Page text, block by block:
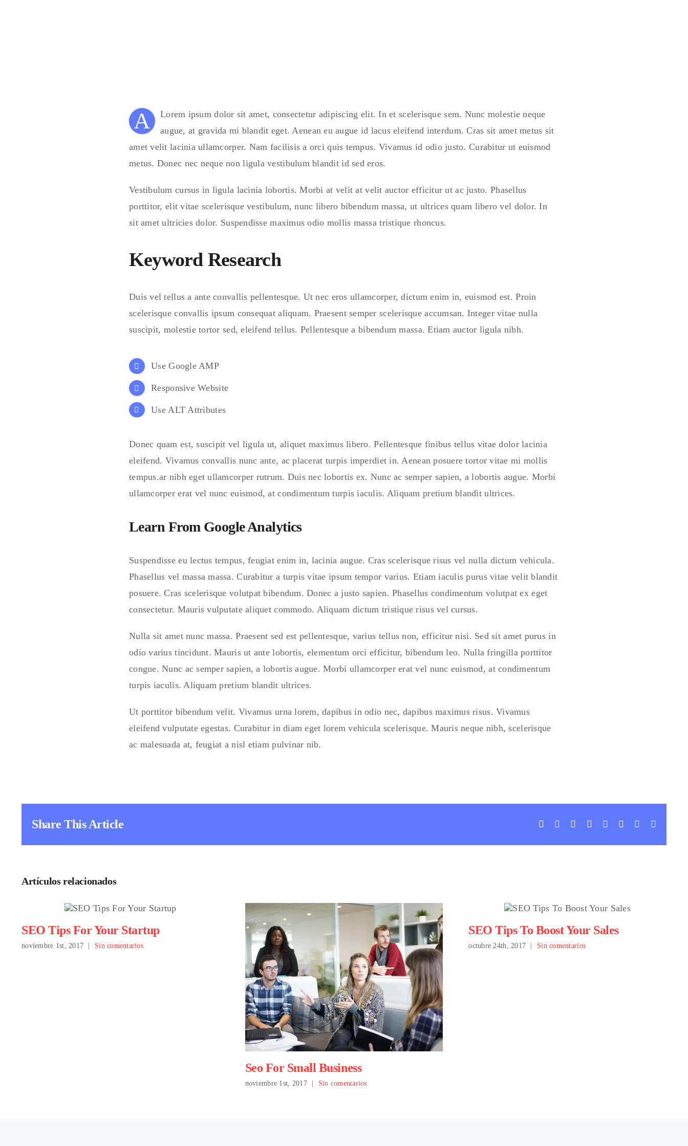
A
Lorem ipsum dolor sit amet, consectetur adipiscing elit. In et scelerisque sem. Nunc molestie neque
augue, at gravida mi blandit eget. Aenean eu augue id lacus eleifend interdum. Cras sit amet metus sit
amet velit lacinia ullamcorper. Nam facilisis a orci quis tempus. Vivamus id odio justo. Curabitur ut euismod
metus. Donec nec neque non ligula vestibulum blandit id sed eros.
Vestibulum cursus in ligula lacinia lobortis. Morbi at velit at velit auctor efficitur ut ac justo. Phasellus
porttitor, elit vitae scelerisque vestibulum, nunc libero bibendum massa, ut ultrices quam libero vel dolor. In
sit amet ultricies dolor. Suspendisse maximus odio mollis massa tristique rhoncus.
Keyword Research
Duis vel tellus a ante convallis pellentesque. Ut nec eros ullamcorper, dictum enim in, euismod est. Proin
scelerisque convallis ipsum consequat aliquam. Praesent semper scelerisque accumsan. Integer vitae nulla
suscipit, molestie tortor sed, eleifend tellus. Pellentesque a bibendum massa. Etiam auctor ligula nibh.
Use Google AMP
Responsive Website
Use ALT Attributes
Donec quam est, suscipit vel ligula ut, aliquet maximus libero. Pellentesque finibus tellus vitae dolor lacinia
eleifend. Vivamus convallis nunc ante, ac placerat turpis imperdiet in. Aenean posuere tortor vitae mi mollis
tempus.ar nibh eget ullamcorper rutrum. Duis nec lobortis ex. Nunc ac semper sapien, a lobortis augue. Morbi
ullamcorper erat vel nunc euismod, at condimentum turpis iaculis. Aliquam pretium blandit ultrices.
Learn From Google Analytics
Suspendisse eu lectus tempus, feugiat enim in, lacinia augue. Cras scelerisque risus vel nulla dictum vehicula.
Phasellus vel massa massa. Curabitur a turpis vitae ipsum tempor varius. Etiam iaculis purus vitae velit blandit
posuere. Cras scelerisque volutpat bibendum. Donec a justo sapien. Phasellus condimentum volutpat ex eget
consectetur. Mauris vulputate aliquet commodo. Aliquam dictum tristique risus vel cursus.
Nulla sit amet nunc massa. Praesent sed est pellentesque, varius tellus non, efficitur nisi. Sed sit amet purus in
odio varius tincidunt. Mauris ut ante lobortis, elementum orci efficitur, bibendum leo. Nulla fringilla porttitor
congue. Nunc ac semper sapien, a lobortis augue. Morbi ullamcorper erat vel nunc euismod, at condimentum
turpis iaculis. Aliquam pretium blandit ultrices.
Ut porttitor bibendum velit. Vivamus urna lorem, dapibus in odio nec, dapibus maximus risus. Vivamus
eleifend vulputate egestas. Curabitur in diam eget lorem vehicula scelerisque. Mauris neque nibh, scelerisque
ac malesuada at, feugiat a nisl etiam pulvinar nib.
Share This Article Facebook LinkedInWhatsApp
TumblrPinterest
Vk
Artículos relacionados
SEO Tips For Your Startup
noviembre 1st, 2017 Sin comentarios
Seo For Small Business
noviembre 1st, 2017 Sin comentarios
SEO Tips To Boost Your Sales
octubre 24th, 2017 Sin comentarios